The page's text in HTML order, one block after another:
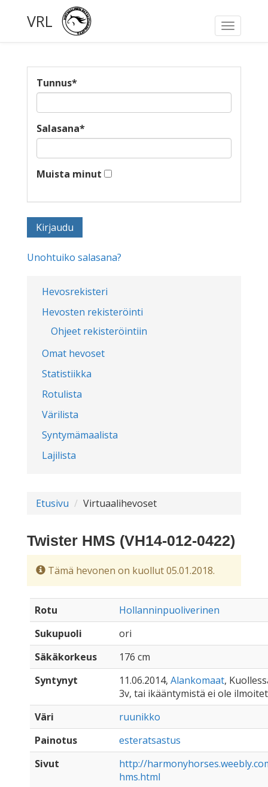
Toggle
VRL
Hevosrekisteri
Hevosten rekisteröinti
Ohjeet rekisteröintiin
Omat hevoset
Statistiikka
Rotulista
Värilista
Syntymämaalista
Lajilista
Tunnus*
Salasana*
Muista minut
Unohtuiko salasana?
Etusivu Virtuaalihevoset
Twister HMS (VH14-012-0422)
Tämä hevonen on kuollut 05.01.2018.
Rotu
Hollanninpuoliverinen
Sukupuoli
ori
Säkäkorkeus
176 cm
Syntynyt
11.06.2014, Alankomaat,
3v, tai ikääntymistä ei ole
Väri
ruunikko
Painotus
esteratsastus
Sivut
http://
hms.html